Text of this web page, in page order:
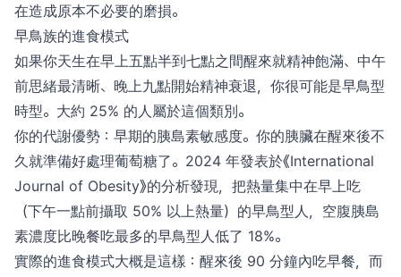
在造成原本不必要的磨損。
早鳥族的進食模式
如果你天生在早上五點半到七點之間醒來就精神飽滿、中午
前思緒最清晰、晚上九點開始精神衰退，你很可能是早鳥型
時型。大約 25% 的人屬於這個類別。
你的代謝優勢：早期的胰島素敏感度。你的胰臟在醒來後不
久就準備好處理葡萄糖了。2024 年發表於《International
Journal of Obesity》的分析發現，把熱量集中在早上吃
（下午一點前攝取 50% 以上熱量）的早鳥型人，空腹胰島
素濃度比晚餐吃最多的早鳥型人低了 18%。
實際的進食模式大概是這樣：醒來後 90 分鐘內吃早餐，而